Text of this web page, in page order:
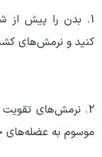
1. بدن را پیش از
کنید و نرمش‌های
2. نرمش‌های تقویت
موسوم به عضله‌های